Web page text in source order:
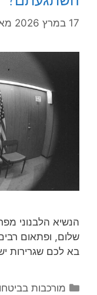
17 במרץ 2026
הנשיא הלבנוני
שלום, ופתאום
בא לכם שגרירות
קטגוריות
מורכבות